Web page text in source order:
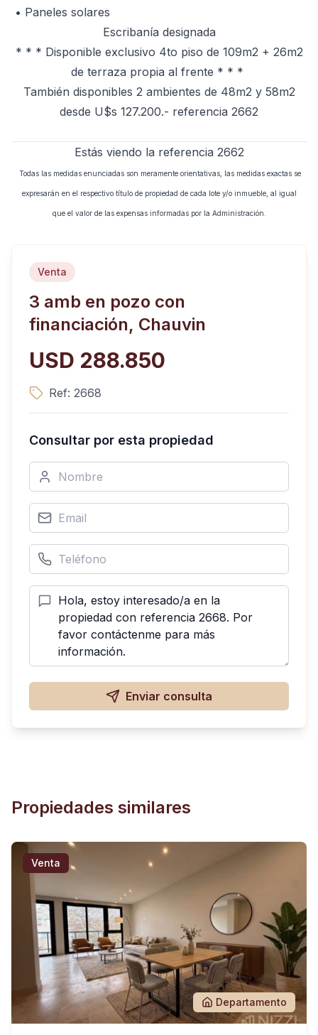
•⁠ Paneles solares
Escribanía designada
* * * Disponible exclusivo 4to piso de 109m2 + 26m2
de terraza propia al frente * * *
También disponibles 2 ambientes de 48m2 y 58m2
desde U$s 127.200.- referencia 2662
Estás viendo la referencia 2662
Todas las medidas enunciadas son meramente orientativas, las medidas exactas se
expresarán en el respectivo título de propiedad de cada lote y/o inmueble, al igual
que el valor de las expensas informadas por la Administración.
Venta
3 amb en pozo con
financiación, Chauvin
USD 288.850
Ref: 2668
Consultar por esta propiedad
Enviar consulta
Propiedades similares
Venta
Departamento